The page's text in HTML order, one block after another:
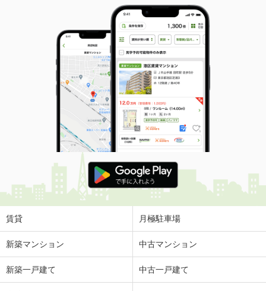
賃貸 月極駐車場
新築マンション 中古マンション
新築一戸建て 中古一戸建て